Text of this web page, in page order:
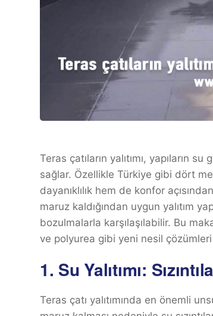
Teras çatıların yalıtımı, yapıların
sağlar. Özellikle Türkiye gibi dört
dayanıklılık hem de konfor
maruz kaldığından uygun yalıtım
bozulmalarla karşılaşılabilir. Bu
ve polyurea gibi yeni nesil çözümleri
1. Su Yalıtımı:
Teras çatı yalıtımında en önemli